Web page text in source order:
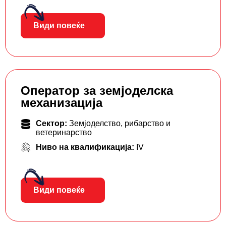
Види повеќе
Оператор за земјоделска
механизација
Сектор: Земјоделство, рибарство и
ветеринарство
Ниво на квалификација: IV
Види повеќе